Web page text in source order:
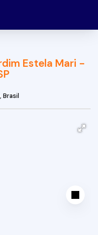
Estela Mari -
, Brasil